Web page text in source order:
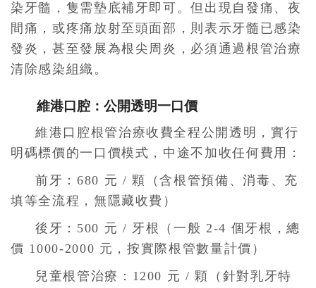
染牙髓，隻需墊底補牙即可。但出現自發痛、夜
間痛，或疼痛放射至頭面部，則表示牙髓已感染
發炎，甚至發展為根尖周炎，必須通過根管治療
清除感染組織。
維港口腔：公開透明一口價
維港口腔根管治療收費全程公開透明，實行
明碼標價的一口價模式，中途不加收任何費用：
前牙：680 元 / 顆（含根管預備、消毒、充
填等全流程，無隱藏收費）
後牙：500 元 / 牙根（一般 2-4 個牙根，總
價 1000-2000 元，按實際根管數量計價）
兒童根管治療：1200 元 / 顆（針對乳牙特